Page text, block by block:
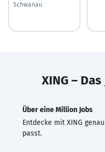
Schwanau
XING –
Über eine Million Jobs
Entdecke mit XING
passt.